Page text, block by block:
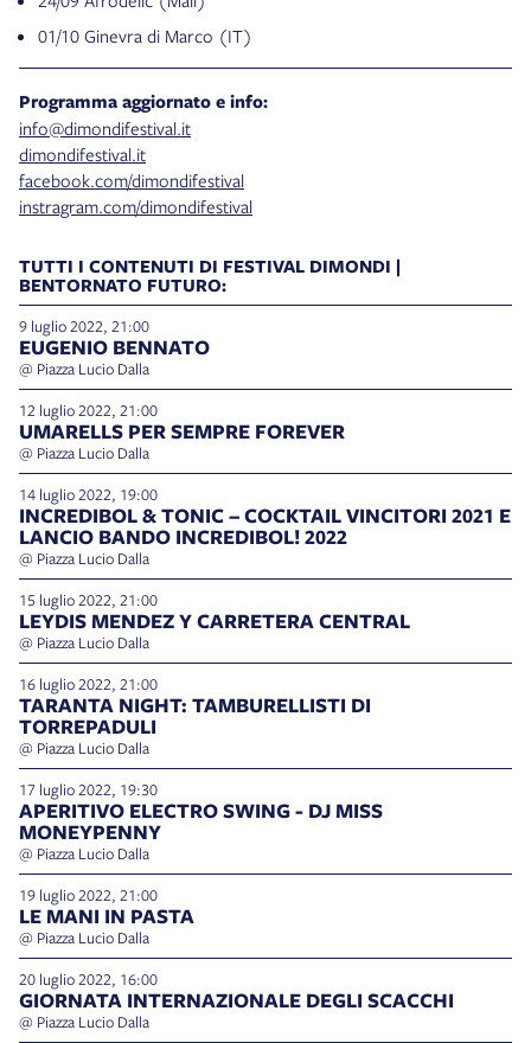
01/10 Ginevra di Marco (IT)
Programma aggiornato e info:
info@dimondifestival.it
dimondifestival.it
facebook.com/dimondifestival
instragram.com/dimondifestival
TUTTI I CONTENUTI DI FESTIVAL DIMONDI |
BENTORNATO FUTURO:
9 luglio 2022, 21:00
EUGENIO BENNATO
@ Piazza Lucio Dalla
12 luglio 2022, 21:00
UMARELLS PER SEMPRE FOREVER
@ Piazza Lucio Dalla
14 luglio 2022, 19:00
INCREDIBOL & TONIC – COCKTAIL VINCITORI 2021 E
LANCIO BANDO INCREDIBOL! 2022
@ Piazza Lucio Dalla
15 luglio 2022, 21:00
LEYDIS MENDEZ Y CARRETERA CENTRAL
@ Piazza Lucio Dalla
16 luglio 2022, 21:00
TARANTA NIGHT: TAMBURELLISTI DI
TORREPADULI
@ Piazza Lucio Dalla
17 luglio 2022, 19:30
APERITIVO ELECTRO SWING - DJ MISS
MONEYPENNY
@ Piazza Lucio Dalla
19 luglio 2022, 21:00
LE MANI IN PASTA
@ Piazza Lucio Dalla
20 luglio 2022, 16:00
GIORNATA INTERNAZIONALE DEGLI SCACCHI
@ Piazza Lucio Dalla